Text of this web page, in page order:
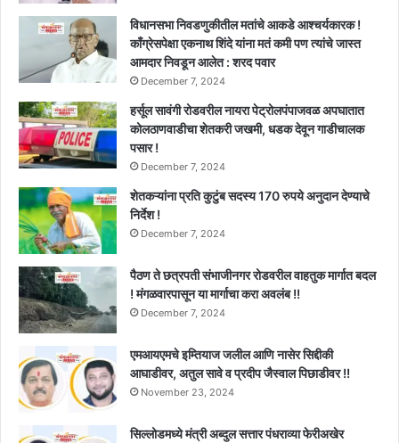
विधानसभा निवडणुकीतील मतांचे आकडे आश्चर्यकारक !
काँग्रेसपेक्षा एकनाथ शिंदे यांना मतं कमी पण त्यांचे जास्त
आमदार निवडून आलेत : शरद पवार
December 7, 2024
हर्सूल सावंगी रोडवरील नायरा पेट्रोलपंपाजवळ अपघातात
कोलठाणवाडीचा शेतकरी जखमी, धडक देवून गाडीचालक
पसार !
December 7, 2024
शेतकऱ्यांना प्रति कुटुंब सदस्य 170 रुपये अनुदान देण्याचे
निर्देश !
December 7, 2024
पैठण ते छत्रपती संभाजीनगर रोडवरील वाहतुक मार्गात बदल
! मंगळवारपासून या मार्गाचा करा अवलंब !!
December 7, 2024
एमआयएमचे इम्तियाज जलील आणि नासेर सिद्दीकी
आघाडीवर, अतुल सावे व प्रदीप जैस्वाल पिछाडीवर !!
November 23, 2024
सिल्लोडमध्ये मंत्री अब्दुल सत्तार पंधराव्या फेरीअखेर